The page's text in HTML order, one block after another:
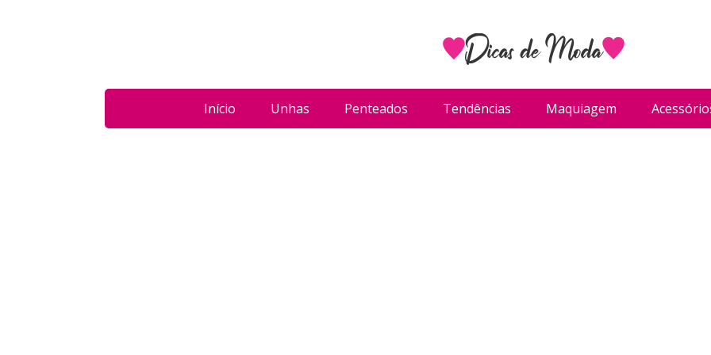
Início Unhas Penteados Tendências Maquiagem